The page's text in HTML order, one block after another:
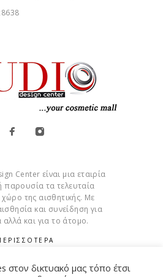
Center είναι μια εταιρία
παρουσία τα τελευταία
της αισθητικής. Με
και συνείδηση για
και για το άτομο.
Cookies
στον δικτυακό μας τόπο έτσι